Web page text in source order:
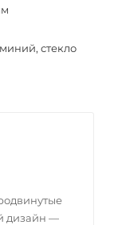
стекло
дизайн —